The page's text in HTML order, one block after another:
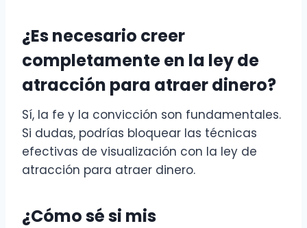
¿Es necesario creer
completamente en la ley de
atracción para atraer dinero?
Sí, la fe y la convicción son fundamentales.
Si dudas, podrías bloquear las técnicas
efectivas de visualización con la ley de
atracción para atraer dinero.
¿Cómo sé si mis